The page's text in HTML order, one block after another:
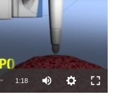
available
1:18